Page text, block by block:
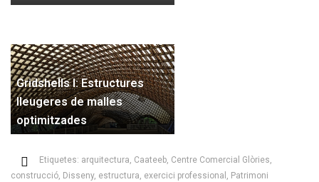
Gridshells I: Estructures
lleugeres de malles
optimitzades
Etiquetes: arquitectura, Caateeb, Centre Comercial Glòries,
construcció, Disseny, estructura, exercici professional , Patrimoni